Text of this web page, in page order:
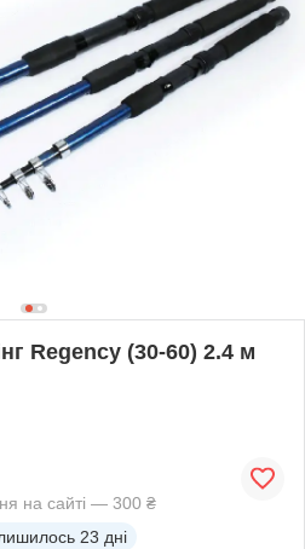
Regency (30-60) 2.4 м
на сайті — 300 ₴
23 дні